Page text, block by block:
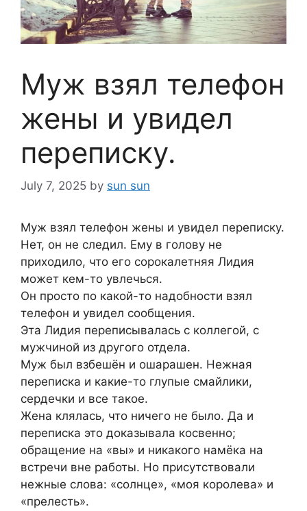
Муж взял телефон
жены и увидел
переписку.
July 7, 2025 by sun sun
Муж взял телефон жены и увидел переписку.
Нет, он не следил. Ему в голову не
приходило, что его сорокалетняя Лидия
может кем-то увлечься.
Он просто по какой-то надобности взял
телефон и увидел сообщения.
Эта Лидия переписывалась с коллегой, с
мужчиной из другого отдела.
Муж был взбешён и ошарашен. Нежная
переписка и какие-то глупые смайлики,
сердечки и все такое.
Жена клялась, что ничего не было. Да и
переписка это доказывала косвенно;
обращение на «вы» и никакого намёка на
встречи вне работы. Но присутствовали
нежные слова: «солнце», «моя королева» и
«прелесть».